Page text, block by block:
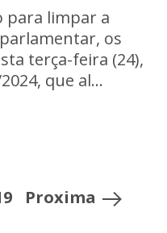
para limpar a
os
terça-feira (24),
que al...
Proxima